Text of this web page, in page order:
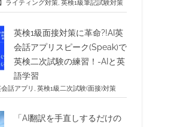
】ライティング対策, 英検1級筆記試験対策
英検1級面接対策に革命?!AI英
会話アプリスピーク(Speak)で
英検二次試験の練習！-AIと英
語学習
話アプリ 英検1級二次試験(面接)対策
「AI翻訳を手直しするだけの